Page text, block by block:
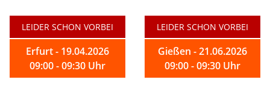
LEIDER SCHON VORBEI
Erfurt - 19.04.2026
09:00 - 09:30 Uhr
LEIDER SCHON VORBEI
Gießen - 21.06.2026
09:00 - 09:30 Uhr